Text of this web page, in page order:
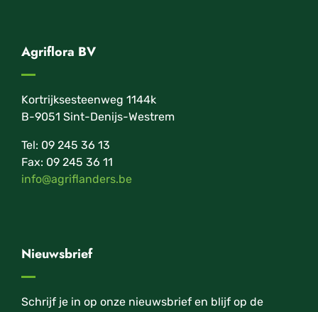
Agriflora BV
Kortrijksesteenweg 1144k
B-9051 Sint-Denijs-Westrem
Tel: 09 245 36 13
Fax: 09 245 36 11
info@agriflanders.be
Nieuwsbrief
Schrijf je in op onze nieuwsbrief en blijf op de